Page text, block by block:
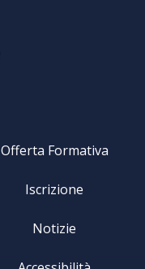
Offerta Formativa
Iscrizione
Notizie